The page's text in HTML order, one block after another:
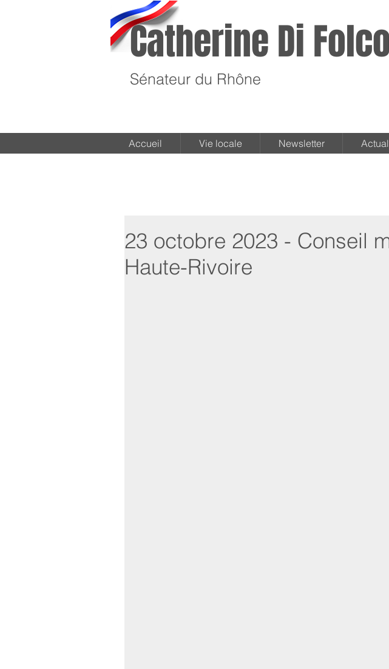
Catherine Di Folco
Sénateur du Rhône
Accueil Vie locale Newsletter
23 octobre 2023 - Conseil
Haute-Rivoire